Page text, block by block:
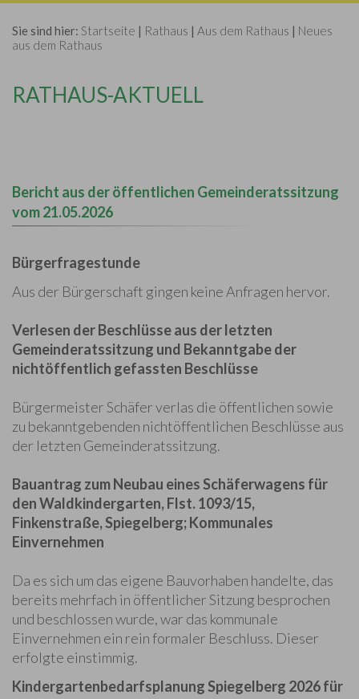
Sie sind hier: Startseite | Rathaus | Aus dem Rathaus | Neues
aus dem Rathaus
RATHAUS-AKTUELL
Bericht aus der öffentlichen Gemeinderatssitzung
vom 21.05.2026
Bürgerfragestunde
Aus der Bürgerschaft gingen keine Anfragen hervor.
Verlesen der Beschlüsse aus der letzten
Gemeinderatssitzung und Bekanntgabe der
nichtöffentlich gefassten Beschlüsse
Bürgermeister Schäfer verlas die öffentlichen sowie
zu bekanntgebenden nichtöffentlichen Beschlüsse aus
der letzten Gemeinderatssitzung.
Bauantrag zum Neubau eines Schäferwagens für
den Waldkindergarten, Flst. 1093/15,
Finkenstraße, Spiegelberg; Kommunales
Einvernehmen
Da es sich um das eigene Bauvorhaben handelte, das
bereits mehrfach in öffentlicher Sitzung besprochen
und beschlossen wurde, war das kommunale
Einvernehmen ein rein formaler Beschluss. Dieser
erfolgte einstimmig.
Kindergartenbedarfsplanung Spiegelberg 2026 für